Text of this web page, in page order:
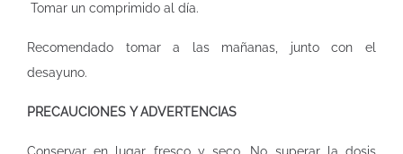
Tomar un comprimido al día.
Recomendado tomar a las mañanas, junto con el
desayuno.
PRECAUCIONES Y ADVERTENCIAS